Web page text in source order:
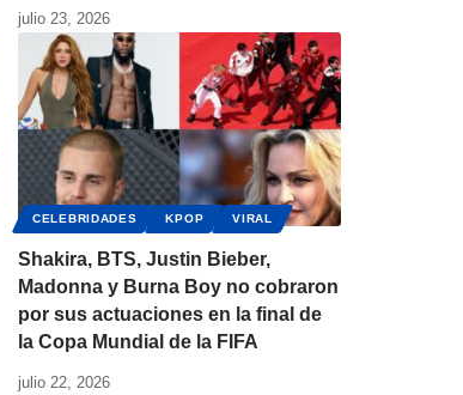
julio 23, 2026
CELEBRIDADES KPOP VIRAL
Shakira, BTS, Justin Bieber,
Madonna y Burna Boy no cobraron
por sus actuaciones en la final de
la Copa Mundial de la FIFA
julio 22, 2026